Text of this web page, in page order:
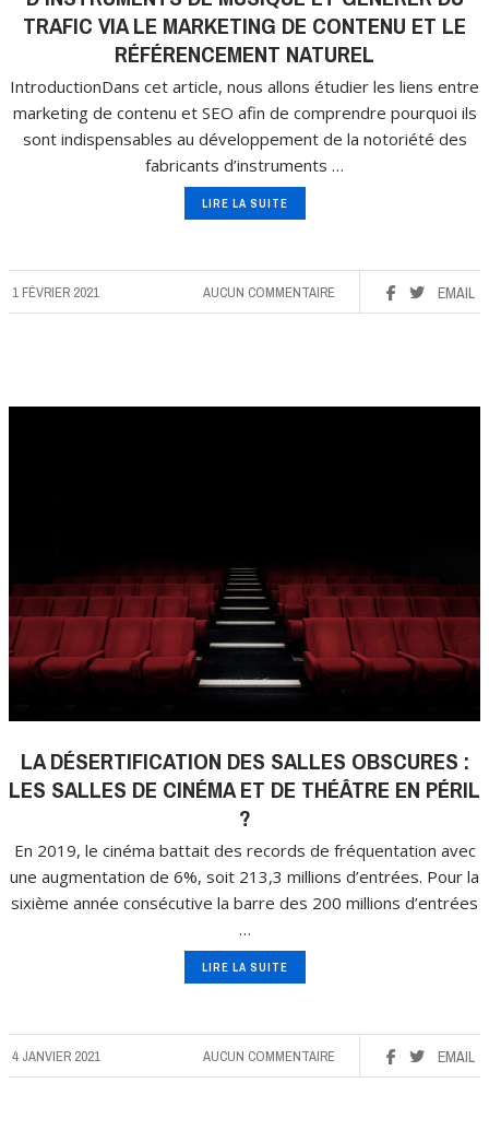
TRAFIC VIA LE MARKETING DE CONTENU ET LE
RÉFÉRENCEMENT NATUREL
IntroductionDans cet article, nous allons étudier les liens entre
marketing de contenu et SEO afin de comprendre pourquoi ils
sont indispensables au développement de la notoriété des
fabricants d’instruments …
LIRE LA SUITE
1 FÉVRIER 2021 EMAIL
AUCUN COMMENTAIRE
LA DÉSERTIFICATION DES SALLES OBSCURES :
LES SALLES DE CINÉMA ET DE THÉÂTRE EN PÉRIL
?
En 2019, le cinéma battait des records de fréquentation avec
une augmentation de 6%, soit 213,3 millions d’entrées. Pour la
sixième année consécutive la barre des 200 millions d’entrées
…
LIRE LA SUITE
4 JANVIER 2021 EMAIL
AUCUN COMMENTAIRE